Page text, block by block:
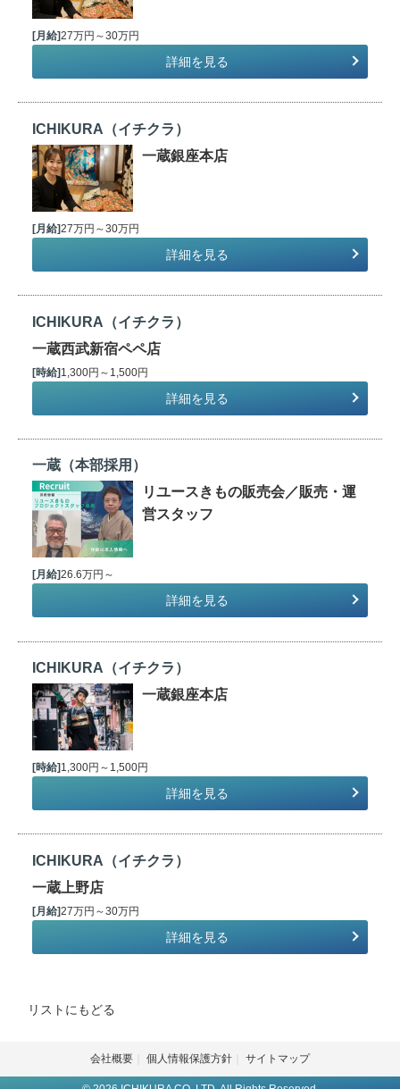
[月給]27万円～30万円
詳細を見る
ICHIKURA（イチクラ）
一蔵銀座本店
[月給]27万円～30万円
詳細を見る
ICHIKURA（イチクラ）
一蔵西武新宿ペペ店
[時給]1,300円～1,500円
詳細を見る
一蔵（本部採用）
リユースきもの販売会／販売・運
営スタッフ
[月給]26.6万円～
詳細を見る
ICHIKURA（イチクラ）
一蔵銀座本店
[時給] 1,300円～1,500円
詳細を見る
ICHIKURA（イチクラ）
一蔵上野店
[月給]27万円～30万円
詳細を見る
リストにもどる
会社概要 個人情報保護方針 サイトマップ